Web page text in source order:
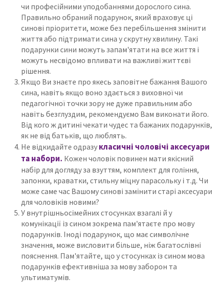
чи професійними уподобаннями дорослого сина.
Правильно обраний подарунок, який враховує ці
синові пріоритети, може без перебільшення змінити
життя або підтримати сина у скрутну хвилину. Такі
подарунки сини можуть запам'ятати на все життя і
можуть несвідомо впливати на важливі життєві
рішення.
Якщо Ви знаєте про якесь заповітне бажання Вашого
сина, навіть якщо воно здається з виховної чи
педагогічної точки зору не дуже правильним або
навіть безглуздим, рекомендуємо Вам виконати його.
Від кого ж дитині чекати чудес та бажаних подарунків,
як не від батьків, що люблять.
Не відкидайте одразу класичні чоловічі аксесуари
та набори. Кожен чоловік повинен мати якісний
набір для догляду за взуттям, комплект для гоління,
запонки, краватки, стильну міцну парасольку і т.д.Чи
може саме час Вашому синові замінити старі аксесуари
для чоловіків новими?
У внутрішньосімейних стосунках взагалі й у
комунікації із сином зокрема пам'ятаєте про мову
подарунків. Іноді подарунок, що має символічне
значення, може висловити більше, ніж багатослівні
пояснення. Пам'ятайте, що у стосунках із сином мова
подарунків ефективніша за мову заборон та
ультиматумів.